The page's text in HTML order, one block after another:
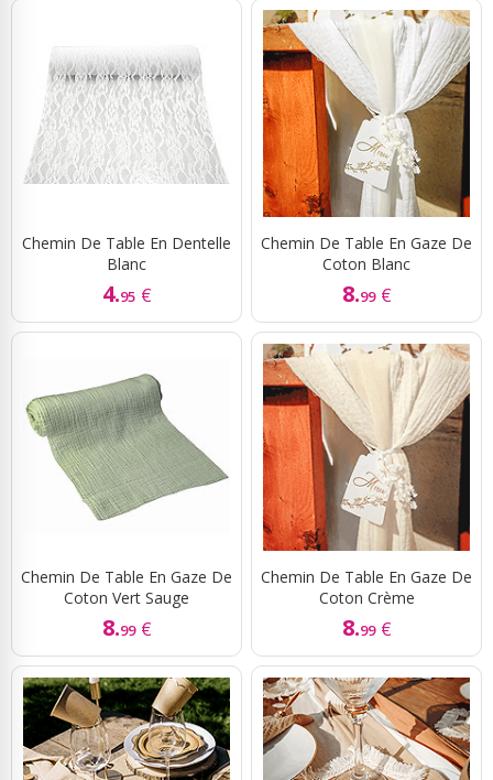
Chemin De Table En Dentelle
Blanc
4.95 €
Chemin De Table En Gaze De
Coton Blanc
8.99 €
Chemin De Table En Gaze De
Coton Vert Sauge
8.99 €
Chemin De Table En Gaze De
Coton Crème
8.99 €